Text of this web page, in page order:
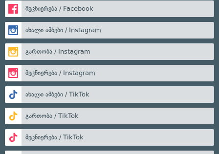
მეცნიერება / Facebook
ახალი ამბები / Instagram
გართობა / Instagram
მეცნიერება / Instagram
ახალი ამბები / TikTok
გართობა / TikTok
მეცნიერება / TikTok